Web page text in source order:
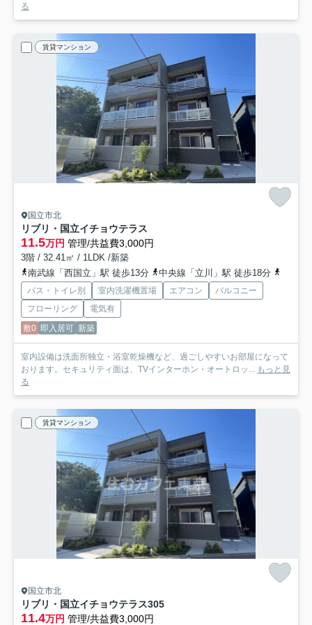
る
賃貸マンション
国立市北
リブリ・国立イチョウテラス
11.5万円 管理/共益費3,000円
3階 / 32.41㎡ / 1LDK /新築
南武線「西国立」駅 徒歩13分
中央線「立川」駅 徒歩18分
バス・トイレ別 室内洗濯機置場 エアコン
バルコニー
フローリング
電気有
敷0 即入居可 新築
室内設備は洗面所独立・浴室乾燥機など、過ごしやすいお部屋になって
おります。セキュリティ面は、TVインターホン・オートロッ... もっと見
る
賃貸マンション
国立市北
リブリ・国立イチョウテラス305
11.4万円 管理/共益費3,000円